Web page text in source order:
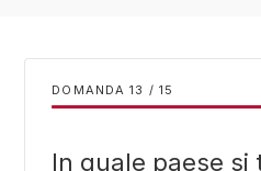
DOMANDA / 15
In quale paese si